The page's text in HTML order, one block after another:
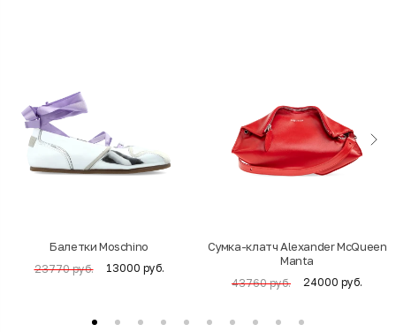
Балетки Moschino
23770 руб. 13000 руб.
Cумка-клатч Alexander McQueen
Manta
43760 руб. 24000 руб.